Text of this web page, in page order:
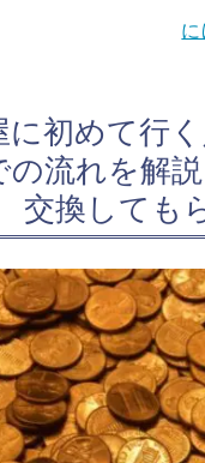
初めて行
流れを解
交換しても